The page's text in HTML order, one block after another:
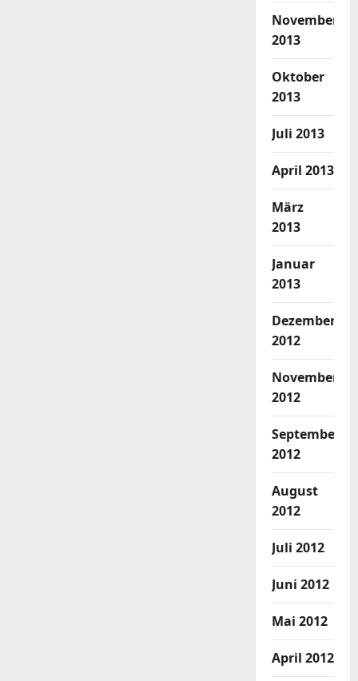
November
2013
Oktober
2013
Juli 2013
April 2013
März
2013
Januar
2013
Dezember
2012
November
2012
September
2012
August
2012
Juli 2012
Juni 2012
Mai 2012
April 2012